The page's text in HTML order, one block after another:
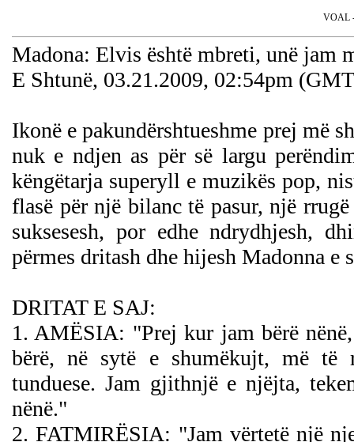
VOAL
Madona: Elvis është mbreti, unë jam
E Shtunë, 03.21.2009, 02:54pm
Ikonë e pakundërshtueshme prej më
nuk e ndjen as për së largu
këngëtarja superyll e muzikës pop,
flasë për një bilanc të pasur, një
suksesesh, por edhe ndrydhjesh,
përmes dritash dhe hijesh Madonna e
DRITAT E SAJ:
1. AMËSIA: "Prej kur jam bërë
bërë, në sytë e shumëkujt, më të
tunduese. Jam gjithnjë e njëjta,
nënë."
2. FATMIRËSIA: "Jam vërtetë një